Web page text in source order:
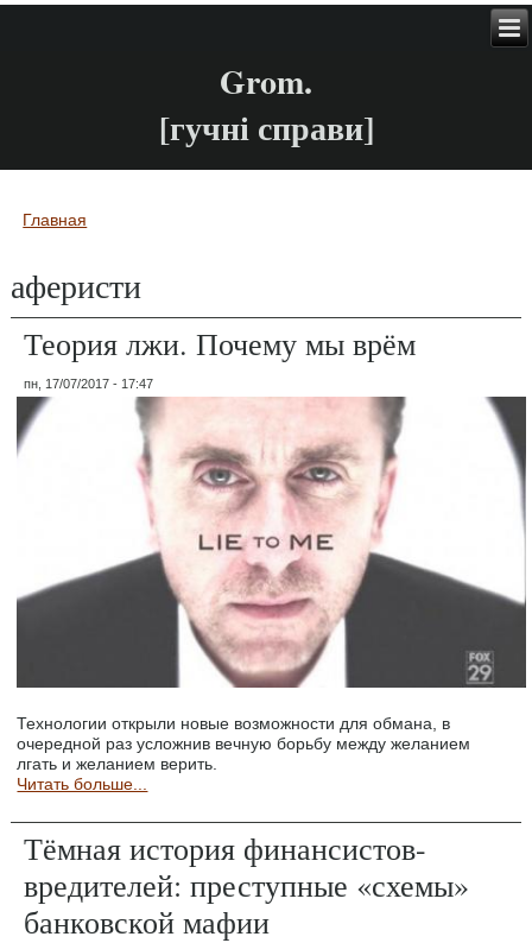
Grom.
[гучні справи]
Вы здесь
Главная
аферисти
Теория лжи. Почему мы врём
пн, 17/07/2017 - 17:47
Технологии открыли новые возможности для обмана, в
очередной раз усложнив вечную борьбу между желанием
лгать и желанием верить.
Читать больше...
Тёмная история финансистов-
вредителей: преступные «схемы»
банковской мафии